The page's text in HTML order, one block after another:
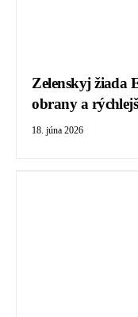
Zelenskyj žiada
obrany a
18. júna 2026